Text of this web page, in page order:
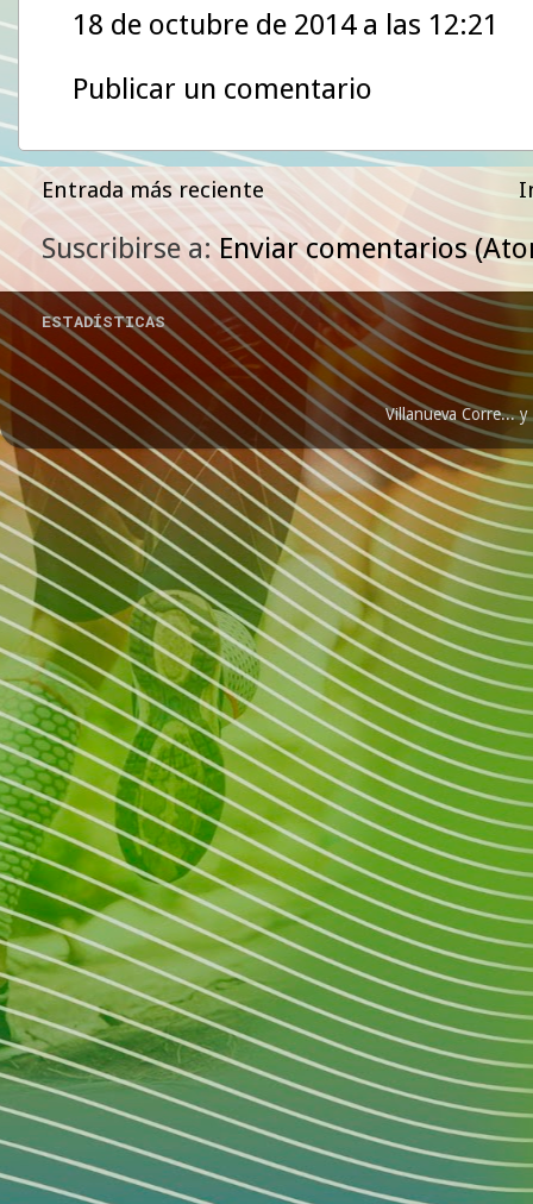
18 de octubre de 2014 a las 12:21
Publicar un comentario
Entrada más reciente
Suscribirse a:Enviar comentarios
ESTADÍSTICAS
Villanueva Corre...